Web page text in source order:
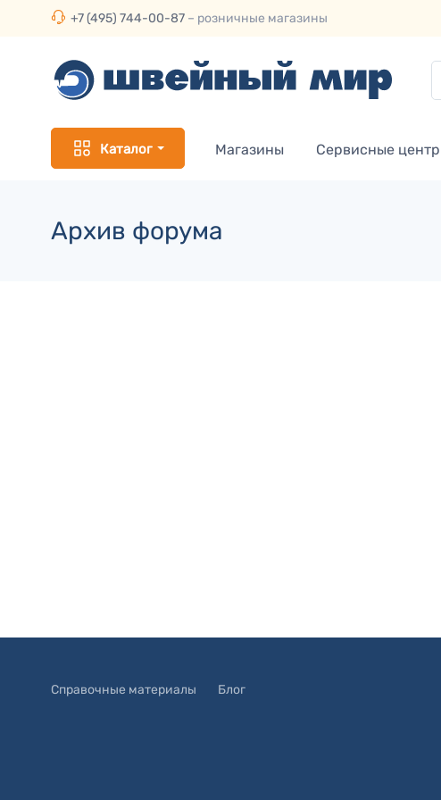
+7 (495) 744-00-87 – розничные магазины
Каталог Магазины Сервисные
Архив форума
Справочные материалы Блог